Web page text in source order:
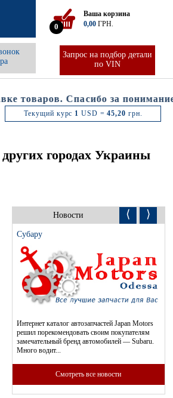
Запрос на подбор детали
по VIN
0
Ваша корзина
0,00 ГРН.
товаров. Спасибо за понимание.
Текущий курс 1 USD =45,20 грн.
городах Украины
Новости ⟨ ⟩
Субару
Интернет каталог автозапчастей Japan Motors
решил порекомендовать своим покупателям
замечательный бренд автомобилей — Subaru.
Много водит...
Смотреть все новости